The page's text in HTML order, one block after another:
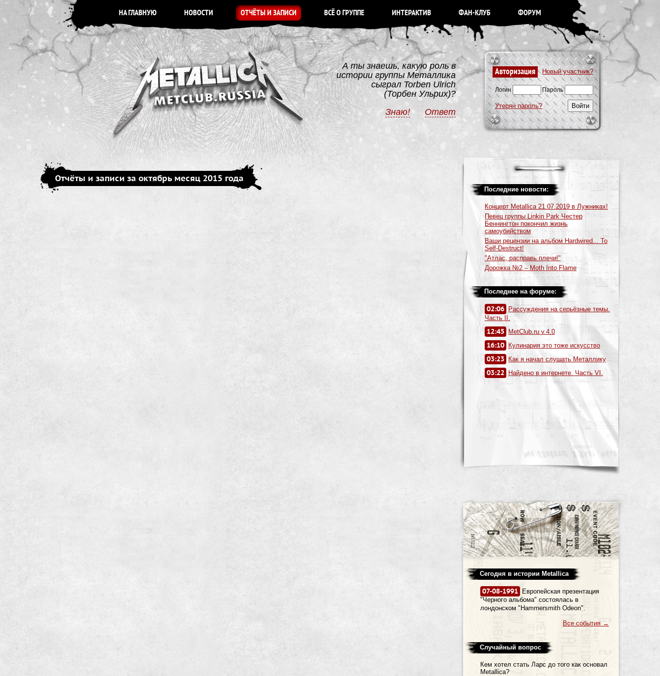
НА ГЛАВНУЮ НОВОСТИ ОТЧЁТЫ И ЗАПИСИ ВСЁ О ГРУППЕ ИНТЕРАКТИВ ФАН-КЛУБ ФОРУМ
Авторизация Новый участник?
Логин Пароль
Утерян пароль?
А ты знаешь, какую роль в
истории группы Металлика
сыграл Torben Ulrich
(Торбен Ульрих)?
Знаю!
Ответ
Отчёты и записи за октябрь месяц 2015 года
Последние новости:
Концерт Metallica 21.07.2019 в Лужниках!
Певец группы Linkin Park Честер
Беннингтон покончил жизнь
самоубийством
Ваши рецензии на альбом Hardwired... To
Self-Destruct!
"Атлас, расправь плечи!"
Дорожка №2 – Moth Into Flame
Последнее на форуме:
02:06
Рассуждения на серьёзные темы.
Часть II.
12:45 MetClub.ru v.4.0
16:10 Кулинария это тоже искусство
03:23 Как я начал слушать Металлику
03:22 Найдено в интернете. Часть VI.
Сегодня в истории Metallica
07-08-1991
Европейская презентация
"Черного альбома" состоялась в
лондонском "Hammersmith Odeon".
Все события →
Случайный вопрос
Кем хотел стать Ларс до того как основал
Metallica?